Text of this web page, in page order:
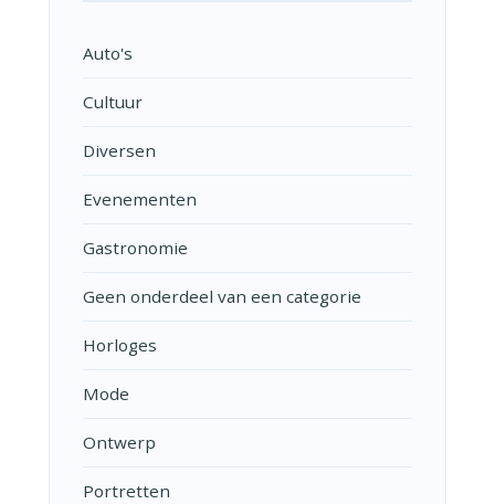
Auto's
Cultuur
Diversen
Evenementen
Gastronomie
Geen onderdeel van een categorie
Horloges
Mode
Ontwerp
Portretten